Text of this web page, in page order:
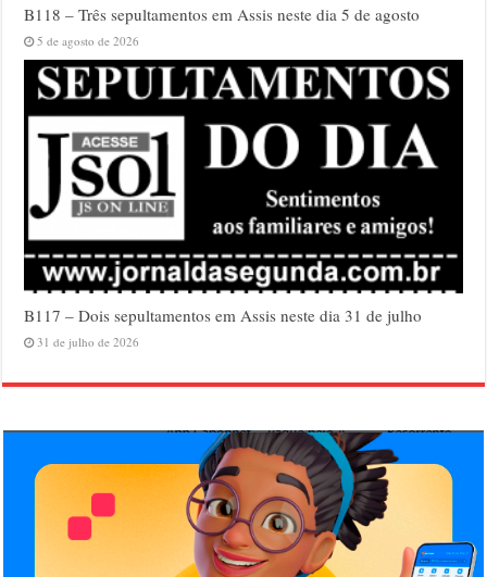
B118 – Três sepultamentos em Assis neste dia 5 de agosto
5 de agosto de 2026
B117 – Dois sepultamentos em Assis neste dia 31 de julho
31 de julho de 2026